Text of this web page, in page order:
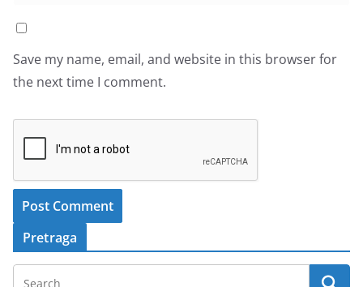
Save my name, email, and website in this browser for
the next time I comment.
Pretraga